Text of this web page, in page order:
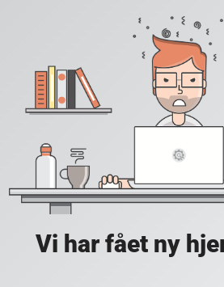
Vi har fået ny